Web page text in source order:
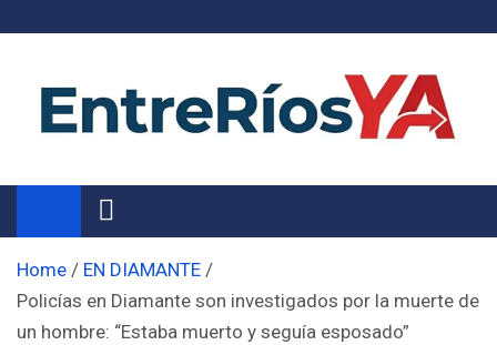
Noticias de Entre Ríos
Información de toda la provincia ahora
Home
EN DIAMANTE
Policías en Diamante son investigados por la muerte de
un hombre: “Estaba muerto y seguía esposado”